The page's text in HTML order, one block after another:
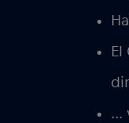
El
…